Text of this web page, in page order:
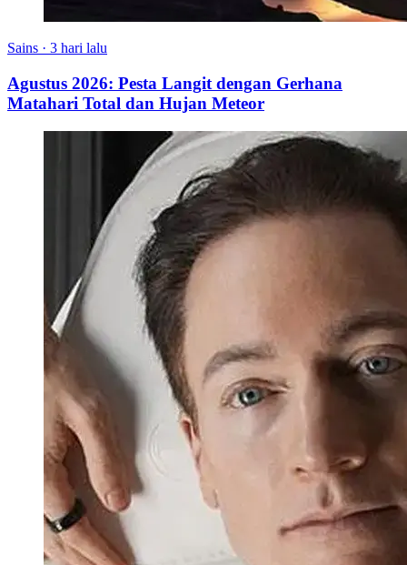
Sains · 3 hari lalu
Agustus 2026: Pesta Langit dengan Gerhana
Matahari Total dan Hujan Meteor